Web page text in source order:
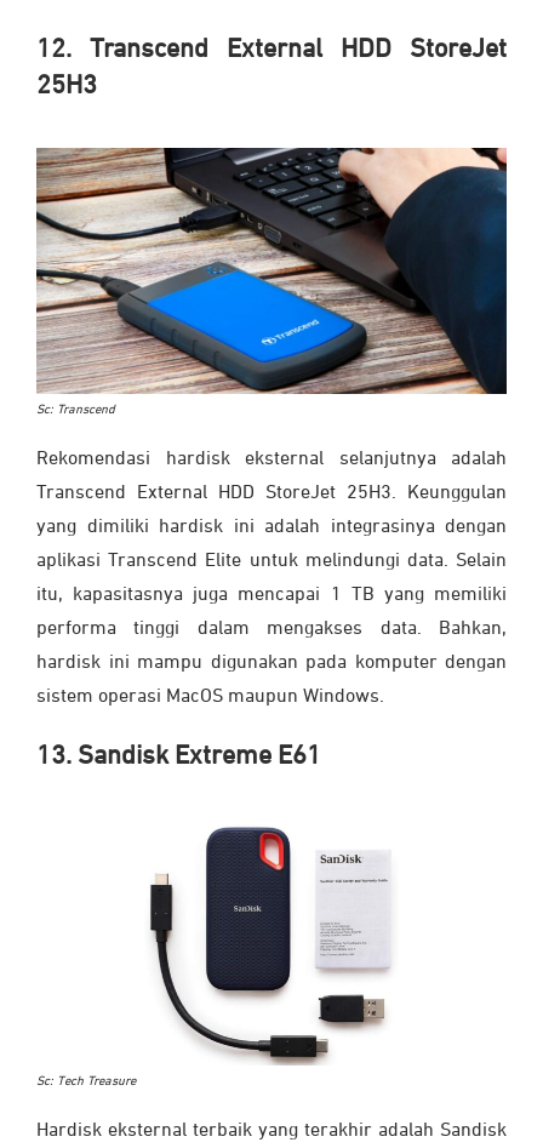
12. Transcend External HDD StoreJet
25H3
Sc: Transcend
Rekomendasi hardisk eksternal selanjutnya adalah
Transcend External HDD StoreJet 25H3. Keunggulan
yang dimiliki hardisk ini adalah integrasinya dengan
aplikasi Transcend Elite untuk melindungi data. Selain
itu, kapasitasnya juga mencapai 1 TB yang memiliki
performa tinggi dalam mengakses data. Bahkan,
hardisk ini mampu digunakan pada komputer dengan
sistem operasi MacOS maupun Windows.
13. Sandisk Extreme E61
Sc: Tech Treasure
Hardisk eksternal terbaik yang terakhir adalah Sandisk